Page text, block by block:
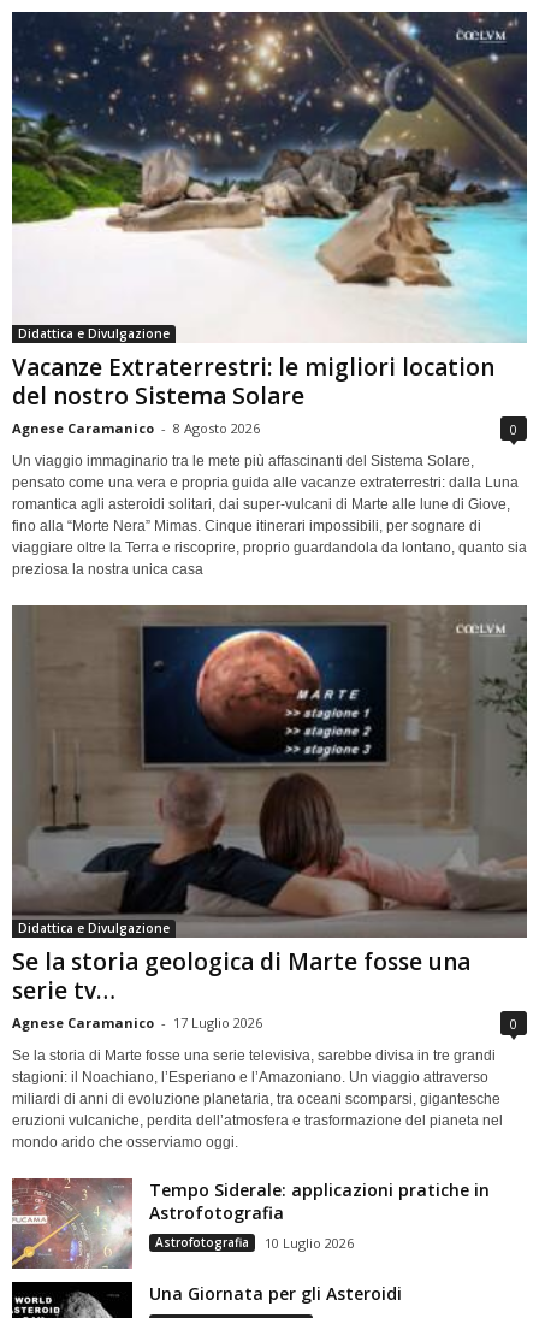
Didattica e Divulgazione
Vacanze Extraterrestri: le migliori location
del nostro Sistema Solare
Agnese Caramanico - 8 Agosto 2026 0
Un viaggio immaginario tra le mete più affascinanti del Sistema Solare,
pensato come una vera e propria guida alle vacanze extraterrestri: dalla Luna
romantica agli asteroidi solitari, dai super-vulcani di Marte alle lune di Giove,
fino alla “Morte Nera” Mimas. Cinque itinerari impossibili, per sognare di
viaggiare oltre la Terra e riscoprire, proprio guardandola da lontano, quanto sia
preziosa la nostra unica casa
Didattica e Divulgazione
Se la storia geologica di Marte fosse una
serie tv…
Agnese Caramanico - 17 Luglio 2026 0
Se la storia di Marte fosse una serie televisiva, sarebbe divisa in tre grandi
stagioni: il Noachiano, l’Esperiano e l’Amazoniano. Un viaggio attraverso
miliardi di anni di evoluzione planetaria, tra oceani scomparsi, gigantesche
eruzioni vulcaniche, perdita dell’atmosfera e trasformazione del pianeta nel
mondo arido che osserviamo oggi.
Tempo Siderale: applicazioni pratiche in
Astrofotografia
Astrofotografia 10 Luglio 2026
Una Giornata per gli Asteroidi